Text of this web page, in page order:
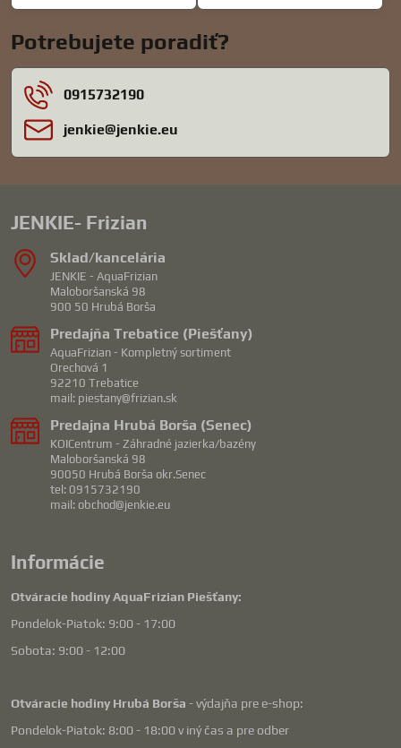
Potrebujete poradiť?
0915732190
jenkie​@jenkie​.eu
JENKIE- Frizian
Sklad/kancelária
JENKIE - AquaFrizian
Maloboršanská 98
900 50 Hrubá Borša
Predajňa Trebatice (Piešťany)
AquaFrizian - Kompletný sortiment
Orechová 1
92210 Trebatice
mail: piestany@frizian.sk
Predajna Hrubá Borša (Senec)
KOICentrum - Záhradné jazierka/bazény
Maloboršanská 98
90050 Hrubá Borša okr.Senec
tel: 0915732190
mail: obchod@jenkie.eu
Informácie
Otváracie hodiny AquaFrizian Piešťany:
Pondelok-Piatok: 9:00 - 17:00
Sobota: 9:00 - 12:00
Otváracie hodiny Hrubá Borša - výdajňa pre e-shop:
Pondelok-Piatok: 8:00 - 18:00 v iný čas a pre odber